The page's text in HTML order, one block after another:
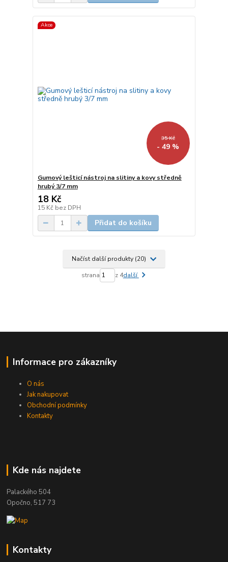
Akce
35 Kč
- 49 %
Gumový lešticí nástroj na slitiny a kovy středně
hrubý 3/7 mm
18 Kč
15 Kč bez DPH
Přidat do košíku
Načíst další produkty (20)
strana z 4další
Informace pro zákazníky
O nás
Jak nakupovat
Obchodní podmínky
Kontakty
Kde nás najdete
Palackého 504
Opočno, 517 73
Kontakty